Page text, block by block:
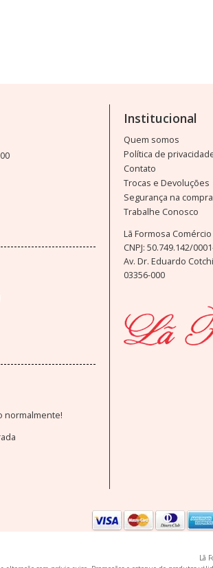
normalmente!
Institucional
Quem somos
Política de
Contato
Trocas e Devoluções
Segurança na compra
Trabalhe Conosco
Lã Formosa
CNPJ: 50.749.142/
Av. Dr. Eduardo
03356-000
Lã